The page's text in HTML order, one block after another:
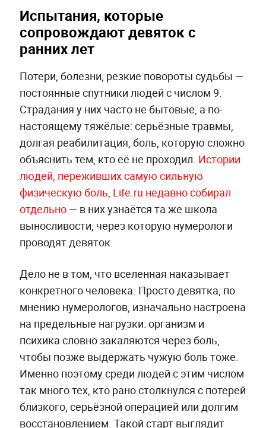
Испытания, которые
сопровождают девяток с
ранних лет
Потери, болезни, резкие повороты судьбы —
постоянные спутники людей с числом 9.
Страдания у них часто не бытовые, а по-
настоящему тяжёлые: серьёзные травмы,
долгая реабилитация, боль, которую сложно
объяснить тем, кто её не проходил. Истории
людей, переживших самую сильную
физическую боль, Life.ru недавно собирал
отдельно— в них узнаётся та же школа
выносливости, через которую нумерологи
проводят девяток.
Дело не в том, что вселенная наказывает
конкретного человека. Просто девятка, по
мнению нумерологов, изначально настроена
на предельные нагрузки: организм и
психика словно закаляются через боль,
чтобы позже выдержать чужую боль тоже.
Именно поэтому среди людей с этим числом
так много тех, кто рано столкнулся с потерей
близкого, серьёзной операцией или долгим
восстановлением. Такой старт выглядит